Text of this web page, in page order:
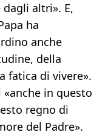
altri». E,
ha
anche
della
fatica di vivere».
in questo
regno di
del Padre».